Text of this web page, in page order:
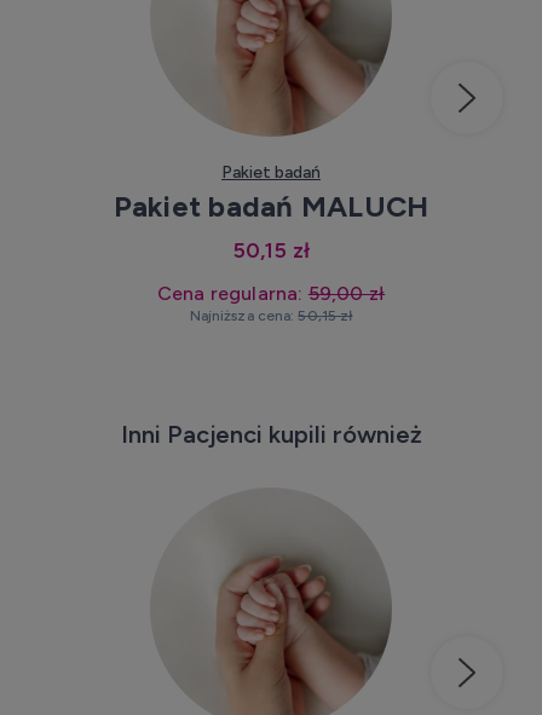
Pakiet badań
Pakiet badań MALUCH
50,15 zł
Cena regularna:59,00 zł
Najniższa cena:50,15 zł
Kup teraz
Inni Pacjenci kupili również